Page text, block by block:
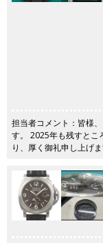
担当者コメント：皆様
す。 2025年も残すとこ
り、厚く御礼申し上げ